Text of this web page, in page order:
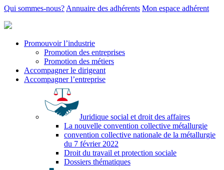
Qui sommes-nous? Annuaire des adhérents Mon espace adhérent
Promouvoir l’industrie
Promotion des entreprises
Promotion des métiers
Accompagner le dirigeant
Accompagner l’entreprise
Juridique social et droit des affaires
La nouvelle convention collective métallurgie
convention collective nationale de la métallurgie
du 7 février 2022
Droit du travail et protection sociale
Dossiers thématiques